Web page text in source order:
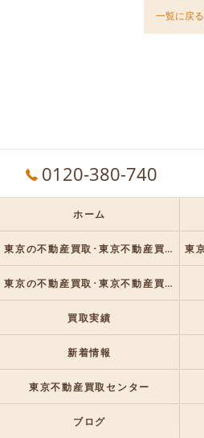
一覧に戻る
0120-380-740
ホーム
東京の不動産買取･東京不動産買取センターの口コミ情報
東京の不動産買取･東京不動産買取センターのお客様の声
買取実績
新着情報
東京不動産買取センター
ブログ